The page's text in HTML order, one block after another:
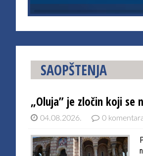
SAOPŠTENJA
„Oluja” je zločin koji se
04.08.2026. 0